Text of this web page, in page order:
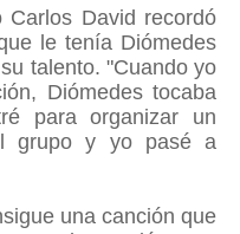
David recordó
le tenía Diómedes
talento. "Cuando yo
Diómedes tocaba
para organizar un
grupo y yo pasé a
una canción que